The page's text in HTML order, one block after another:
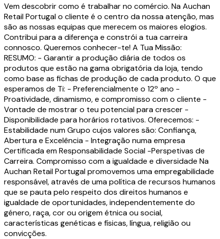
Vem descobrir como é trabalhar no comércio. Na Auchan
Retail Portugal o cliente é o centro da nossa atenção, mas
são as nossas equipas que merecem os maiores elogios.
Contribui para a diferença e constrói a tua carreira
connosco. Queremos conhecer-te! A Tua Missão:
RESUMO: - Garantir a produção diária de todos os
produtos que estão na gama obrigatória da loja, tendo
como base as fichas de produção de cada produto. O que
esperamos de Ti: - Preferencialmente o 12º ano -
Proatividade, dinamismo, e compromisso com o cliente -
Vontade de mostrar o teu potencial para crescer -
Disponibilidade para horários rotativos. Oferecemos: -
Estabilidade num Grupo cujos valores são: Confiança,
Abertura e Excelência - Integração numa empresa
Certificada em Responsabilidade Social -Perspetivas de
Carreira. Compromisso com a igualdade e diversidade Na
Auchan Retail Portugal promovemos uma empregabilidade
responsável, através de uma política de recursos humanos
que se pauta pelo respeito dos direitos humanos e
igualdade de oportunidades, independentemente do
género, raça, cor ou origem étnica ou social,
características genéticas e físicas, língua, religião ou
convicções.